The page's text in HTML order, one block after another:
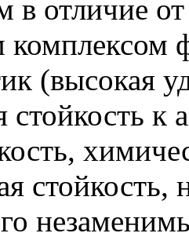
отличие
(высокая
к